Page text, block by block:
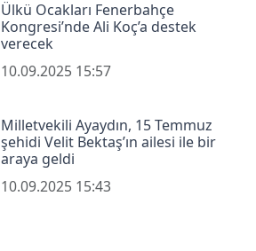
Ülkü Ocakları Fenerbahçe
Kongresi’nde Ali Koç’a destek
verecek
10.09.2025 15:57
Milletvekili Ayaydın, 15 Temmuz
şehidi Velit Bektaş’ın ailesi ile bir
araya geldi
10.09.2025 15:43